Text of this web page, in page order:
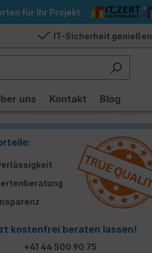
für Ihr Projekt
IT-Sicherheit genießen
uns Kontakt Blog
kostenfrei beraten lassen!
+41 44 500 90 75